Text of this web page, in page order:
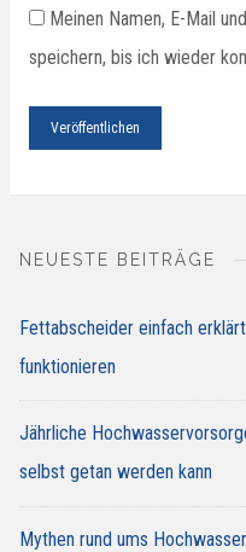
Meinen Namen, E-Mail
speichern, bis ich wieder
NEUESTE BEITRÄGE
Fettabscheider einfach
funktionieren
Jährliche
selbst getan werden kann
Mythen rund ums